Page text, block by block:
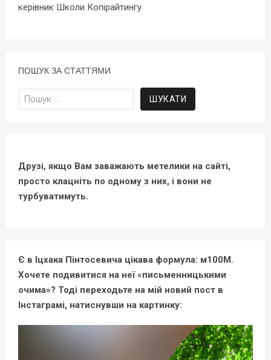
керівник Школи Копірайтингу
ПОШУК ЗА СТАТТЯМИ
Пошук:
Друзі, якщо Вам заважають метелики на сайті,
просто клацніть по одному з них, і вони не
турбуватимуть.
Є в Іцхака Пінтосевича цікава формула: м100М.
Хочете подивитися на неї «письменницькими
очима»? Тоді переходьте на мій новий пост в
Інстаграмі, натиснувши на картинку: